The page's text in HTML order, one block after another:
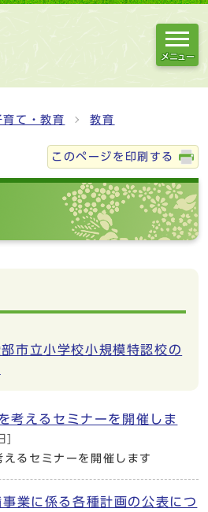
メニュー
育て・教育 教育
このページを印刷する
市立小学校小規模特認校の
えるセミナーを開催しま
]
るセミナーを開催します
業に係る各種計画の公表につ